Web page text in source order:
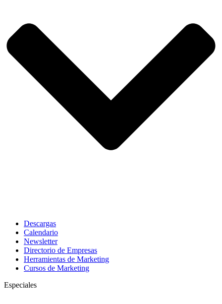
Descargas
Calendario
Newsletter
Directorio de Empresas
Herramientas de Marketing
Cursos de Marketing
Especiales